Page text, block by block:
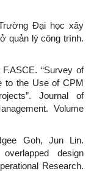
Đại học xây
quản lý công trình.
“Survey of
to the Use of CPM
Journal of
Volume
Goh, Jun Lin.
design
Research.